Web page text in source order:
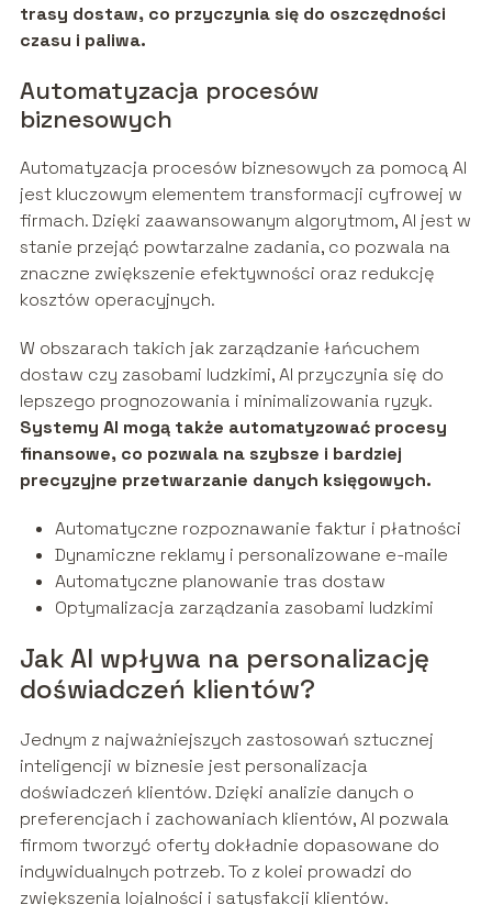
trasy dostaw, co przyczynia się do oszczędności
czasu i paliwa.
Automatyzacja procesów
biznesowych
Automatyzacja procesów biznesowych za pomocą AI
jest kluczowym elementem transformacji cyfrowej w
firmach. Dzięki zaawansowanym algorytmom, AI jest w
stanie przejąć powtarzalne zadania, co pozwala na
znaczne zwiększenie efektywności oraz redukcję
kosztów operacyjnych.
W obszarach takich jak zarządzanie łańcuchem
dostaw czy zasobami ludzkimi, AI przyczynia się do
lepszego prognozowania i minimalizowania ryzyk.
Systemy AI mogą także automatyzować procesy
finansowe, co pozwala na szybsze i bardziej
precyzyjne przetwarzanie danych księgowych.
Automatyczne rozpoznawanie faktur i płatności
Dynamiczne reklamy i personalizowane e-maile
Automatyczne planowanie tras dostaw
Optymalizacja zarządzania zasobami ludzkimi
Jak AI wpływa na personalizację
doświadczeń klientów?
Jednym z najważniejszych zastosowań sztucznej
inteligencji w biznesie jest personalizacja
doświadczeń klientów. Dzięki analizie danych o
preferencjach i zachowaniach klientów, AI pozwala
firmom tworzyć oferty dokładnie dopasowane do
indywidualnych potrzeb. To z kolei prowadzi do
zwiększenia lojalności i satysfakcji klientów.